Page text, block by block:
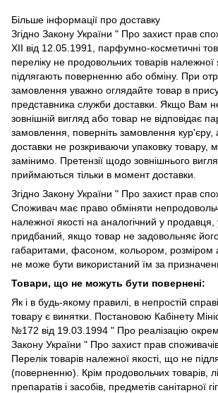
Більше інформації про доставку
Згідно Закону України " Про захист прав
XII від 12.05.1991, парфумно-косметичні
переліку не продовольчих товарів належної
підлягають поверненню або обміну. При
замовлення уважно оглядайте товар в
представника служби доставки. Якщо Вам
зовнішній вигляд або товар не відповідає
замовлення, поверніть замовлення кур'єру,
доставки не розкриваючи упаковку товару,
замінимо. Претензії щодо зовнішнього
приймаються тільки в момент доставки.
Згідно Закону України " Про захист прав
Споживач має право обміняти
належної якості на аналогічний у продавця,
придбаний, якщо товар не задовольняє
габаритами, фасоном, кольором, розміром
не може бути використаний їм за
Товари, що не можуть бути повернені:
Як і в будь-якому правилі, в непростій
товару є винятки. Постановою Кабінету
№172 від 19.03.1994 " Про реалізацію
Закону України " Про захист прав
Перелік товарів належної якості, що не
(поверненню). Крім продовольчих товарів,
препаратів і засобів, предметів санітарної